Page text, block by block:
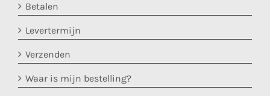
Betalen
Levertermijn
Verzenden
Waar is mijn bestelling?